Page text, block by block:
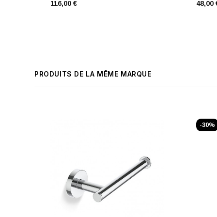
116,00 € 48,00
PRODUITS DE LA MÊME MARQUE
-30%